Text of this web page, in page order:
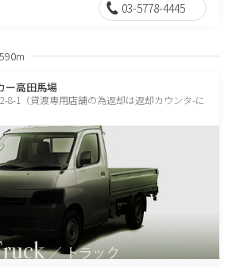
03-5778-4445
ー高田馬場
8-1（貸渡専用店舗の為返却は返却カウンタ-に